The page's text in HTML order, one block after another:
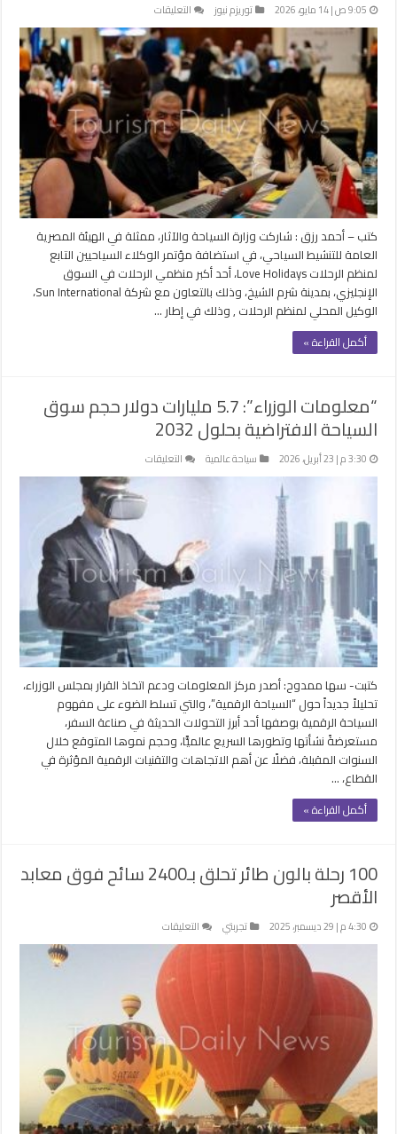
9:05 ص | 14 مايو، 2026 توريزم نيوز التعليقات
تفاصيل
مشاركة
تنشيط
السياحة
في
مؤتمر
الوكلاء
الإنجليزي
الشيخ
مغلقة
كتب – أحمد رزق : شاركت وزارة السياحة والآثار، ممثلة في الهيئة المصرية
العامة للتنشيط السياحي، في استضافة مؤتمر الوكلاء السياحيين التابع
لمنظم الرحلات Love Holidays، أحد أكبر منظمي الرحلات في السوق
الإنجليزي، بمدينة شرم الشيخ، وذلك بالتعاون مع شركة Sun International،
الوكيل المحلي لمنظم الرحلات , وذلك في إطار …
أكمل القراءة »
“معلومات الوزراء”: 5.7 مليارات دولار حجم سوق
السياحة الافتراضية بحلول 2032
3:30 م | 23 أبريل، 2026 سياحة عالمية التعليقات
“معلومات
الوزراء”:
5.7
مليارات
دولار
حجم
سوق
السياحة
الافتراضية
بحلول
2032
مغلقة
كتبت- سها ممدوح: أصدر مركز المعلومات ودعم اتخاذ القرار بمجلس الوزراء،
تحليلاً جديداً حول “السياحة الرقمية”، والتي تسلط الضوء على مفهوم
السياحة الرقمية بوصفها أحد أبرز التحولات الحديثة في صناعة السفر،
مستعرضةً نشأتها وتطورها السريع عالميًّا، وحجم نموها المتوقع خلال
السنوات المقبلة، فضلًا عن أهم الاتجاهات والتقنيات الرقمية المؤثرة في
القطاع، …
أكمل القراءة »
100 رحلة بالون طائر تحلق بـ2400 سائح فوق معابد
الأقصر
4:30 م | 29 ديسمبر، 2025 تجربتي التعليقات
100
رحلة
بالون
طائر
تحلق
بـ2400
سائح
فوق
معابد
الأقصر
مغلقة